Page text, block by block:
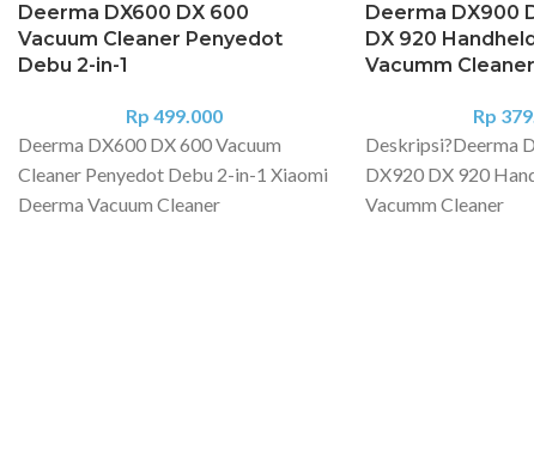
Deerma DX600 DX 600
Vacuum Cleaner Penyedot
Debu 2-in-1
Rp 499.000
Deerma DX600 DX 600 Vacuum
Cleaner Penyedot Debu 2-in-1 Xiaomi
Deerma Vacuum Cleaner
Deerma DX900
DX 920 Handheld
Vacumm Cleaner
Rp
Deskripsi?Deerma
DX920 DX 920
Vacumm Cleaner